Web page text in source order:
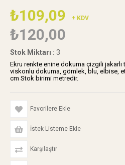
₺109,09 + KDV
₺120,00
Stok Miktarı : 3
Ekru renkte enine dokuma çizgili jakarlı
viskonlu dokuma, gömlek, blu, elbise,
cm Stok birimi metredir.
Favorilere Ekle
İstek Listeme Ekle
Karşılaştır